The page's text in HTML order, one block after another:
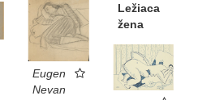
Ležiaca
žena
Eugen
Nevan